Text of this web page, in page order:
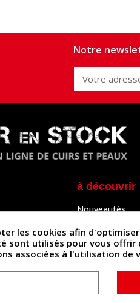
Notre
?
à découvrir
Nouveautés
Outils &
Tutos
Actualités
les cookies afin
sont utilisés pour vous
associées à l'utilisation de